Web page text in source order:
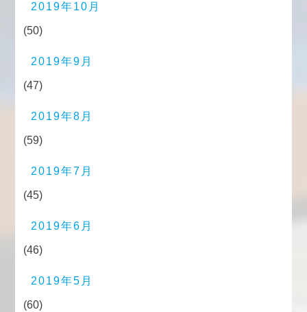
2019年10月
(50)
2019年9月
(47)
2019年8月
(59)
2019年7月
(45)
2019年6月
(46)
2019年5月
(60)